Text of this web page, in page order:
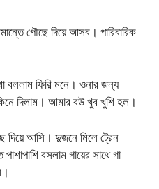
পৌছে দিয়ে আসব। পারিবারিক
বললাম ফিরি মনে। ওনার জন্য
দিলাম। আমার বউ খুব খুশি হল।
দিয়ে আসি। দুজনে মিলে ট্রেন
বসলাম গায়ের সাথে গা